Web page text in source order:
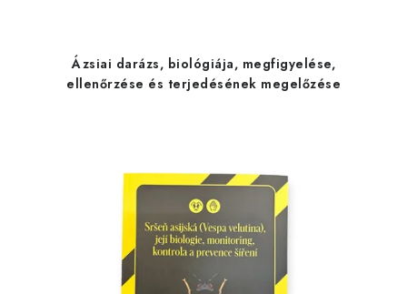
Ázsiai darázs, biológiája, megfigyelése,
ellenőrzése és terjedésének megelőzése